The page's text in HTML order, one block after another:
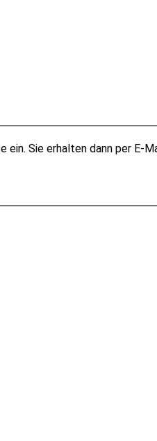
Sie erhalten dann per E-